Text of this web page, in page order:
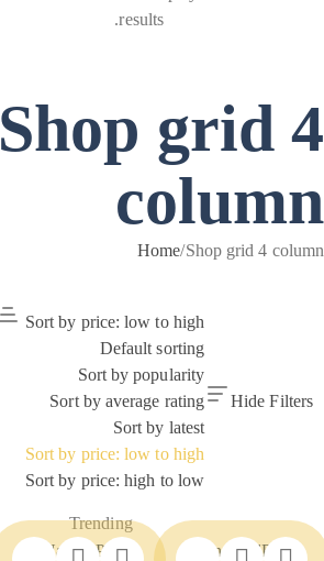
results.
Shop grid 4
column
Home/Shop grid 4 column
Hide Filters
Sort by price: low to high
Default sorting
Sort by popularity
Sort by average rating
Sort by latest
Sort by price: low to high
Sort by price: high to low
NanoAndPico
Trending